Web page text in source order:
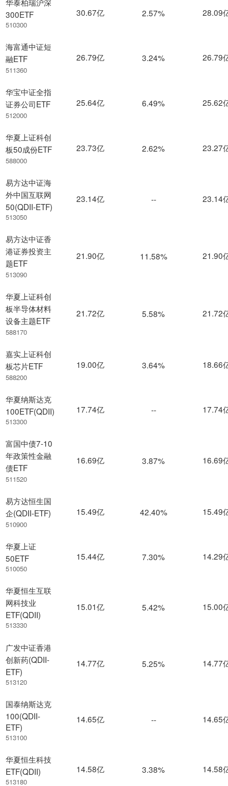
300ETF
510300
海富通中证短
融ETF
511360
华宝中证全指
证券公司ETF
512000
华夏上证科创
板50成份ETF
588000
易方达中证海
外中国互联网
50(QDII-ETF)
513050
易方达中证香
港证券投资主
题ETF
513090
华夏上证科创
板半导体材料
设备主题ETF
588170
嘉实上证科创
板芯片ETF
588200
华夏纳斯达克
100ETF(QDII)
513300
富国中债7-10
年政策性金融
债ETF
511520
易方达恒生国
企(QDII-ETF)
510900
华夏上证
50ETF
510050
华夏恒生互联
网科技业
ETF(QDII)
513330
广发中证香港
创新药(QDII-
ETF)
513120
国泰纳斯达克
100(QDII-
ETF)
513100
华夏恒生科技
ETF(QDII)
513180
30.67亿 2.57% 28.09
26.79亿 3.24% 26.79
25.64亿 6.49% 25.62
23.73亿 2.62% 23.27
23.14亿 -- 23.14
21.90亿 11.58% 21.90
21.72亿 5.58% 21.72
19.00亿 3.64% 18.66
17.74亿 -- 17.74
16.69亿 3.87% 16.69
15.49亿 42.40% 15.49
15.44亿 7.30% 14.29
15.01亿 5.42% 15.00
14.77亿 5.25% 14.77
14.65亿 -- 14.65
14.58亿 3.38% 14.58